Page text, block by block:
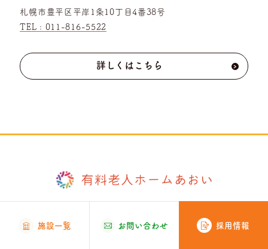
施設一覧 お問い合わせ 採用情報
札幌市豊平区平岸1条10丁目4番38号
TEL : 011-816-5522
詳しくはこちら ›